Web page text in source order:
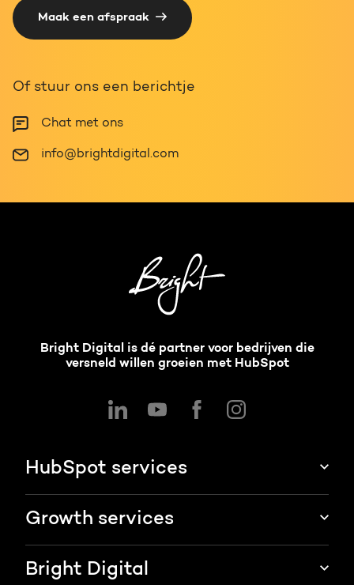
Maak een afspraak
Of stuur ons een berichtje
Chat met ons
info@brightdigital.com
Bright Digital is dé partner voor bedrijven die
versneld willen groeien met HubSpot
HubSpot services
HubSpot integraties
HubSpot CRM maatwerk
Growth services
Websites & portals
Bright Digital